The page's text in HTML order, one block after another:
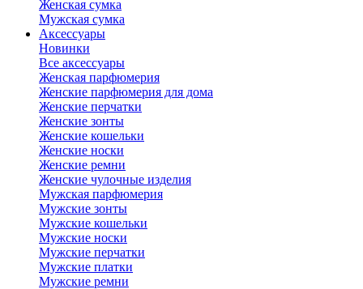
Женская сумка
Мужская сумка
Аксессуары
Новинки
Все аксессуары
Женская парфюмерия
Женские парфюмерия для дома
Женские перчатки
Женские зонты
Женские кошельки
Женские носки
Женские ремни
Женские чулочные изделия
Мужская парфюмерия
Мужские зонты
Мужские кошельки
Мужские носки
Мужские перчатки
Мужские платки
Мужские ремни